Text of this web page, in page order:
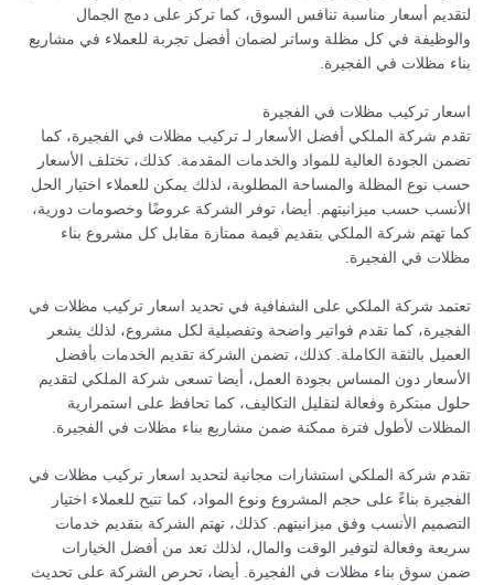
لتقديم أسعار مناسبة تنافس السوق، كما تركز على دمج الجمال
والوظيفة في كل مظلة وساتر لضمان أفضل تجربة للعملاء في مشاريع
بناء مظلات في الفجيرة.
اسعار تركيب مظلات في الفجيرة
تقدم شركة الملكي أفضل الأسعار لـ تركيب مظلات في الفجيرة، كما
تضمن الجودة العالية للمواد والخدمات المقدمة. كذلك، تختلف الأسعار
حسب نوع المظلة والمساحة المطلوبة، لذلك يمكن للعملاء اختيار الحل
الأنسب حسب ميزانيتهم. أيضا، توفر الشركة عروضًا وخصومات دورية،
كما تهتم شركة الملكي بتقديم قيمة ممتازة مقابل كل مشروع بناء
مظلات في الفجيرة.
تعتمد شركة الملكي على الشفافية في تحديد اسعار تركيب مظلات في
الفجيرة، كما تقدم فواتير واضحة وتفصيلية لكل مشروع، لذلك يشعر
العميل بالثقة الكاملة. كذلك، تضمن الشركة تقديم الخدمات بأفضل
الأسعار دون المساس بجودة العمل، أيضا تسعى شركة الملكي لتقديم
حلول مبتكرة وفعالة لتقليل التكاليف، كما تحافظ على استمرارية
المظلات لأطول فترة ممكنة ضمن مشاريع بناء مظلات في الفجيرة.
تقدم شركة الملكي استشارات مجانية لتحديد اسعار تركيب مظلات في
الفجيرة بناءً على حجم المشروع ونوع المواد، كما تتيح للعملاء اختيار
التصميم الأنسب وفق ميزانيتهم. كذلك، تهتم الشركة بتقديم خدمات
سريعة وفعالة لتوفير الوقت والمال، لذلك تعد من أفضل الخيارات
ضمن سوق بناء مظلات في الفجيرة. أيضا، تحرص الشركة على تحديث